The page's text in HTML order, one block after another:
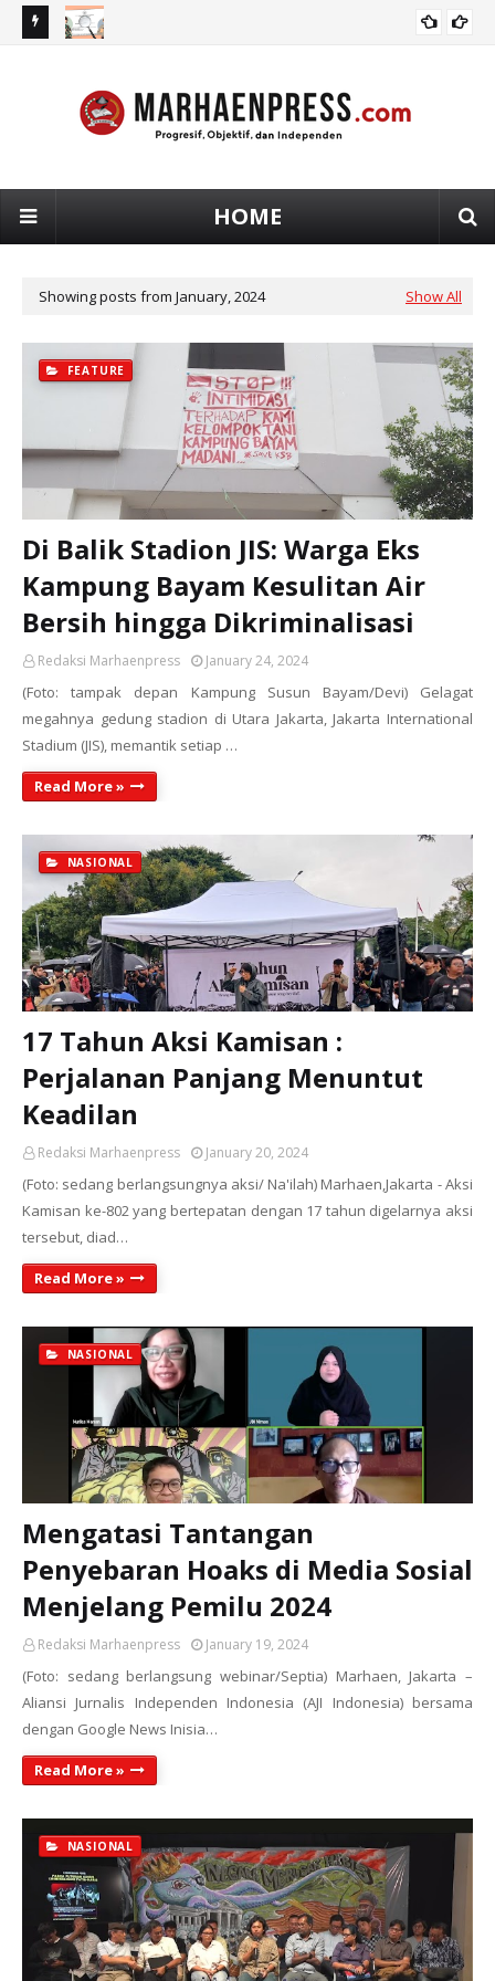
HOME
Showing posts from January, 2024 Show All
FEATURE
Di Balik Stadion JIS: Warga Eks
Kampung Bayam Kesulitan Air
Bersih hingga Dikriminalisasi
Redaksi Marhaenpress January 24, 2024
(Foto: tampak depan Kampung Susun Bayam/Devi) Gelagat
megahnya gedung stadion di Utara Jakarta, Jakarta International
Stadium (JIS), memantik setiap …
Read More »
NASIONAL
17 Tahun Aksi Kamisan :
Perjalanan Panjang Menuntut
Keadilan
Redaksi Marhaenpress January 20, 2024
(Foto: sedang berlangsungnya aksi/ Na'ilah) Marhaen,Jakarta - Aksi
Kamisan ke-802 yang bertepatan dengan 17 tahun digelarnya aksi
tersebut, diad…
Read More »
NASIONAL
Mengatasi Tantangan
Penyebaran Hoaks di Media Sosial
Menjelang Pemilu 2024
Redaksi Marhaenpress January 19, 2024
(Foto: sedang berlangsung webinar/Septia) Marhaen, Jakarta –
Aliansi Jurnalis Independen Indonesia (AJI Indonesia) bersama
dengan Google News Inisia…
Read More »
NASIONAL